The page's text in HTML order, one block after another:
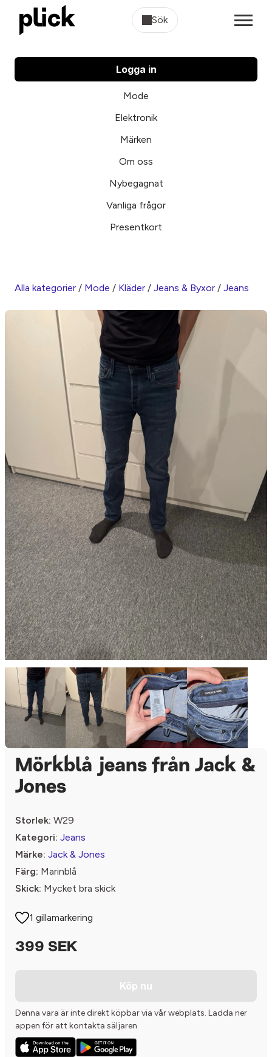
Sök
Logga in
Mode
Elektronik
Märken
Om oss
Nybegagnat
Vanliga frågor
Presentkort
Alla kategorier / Mode / Kläder / Jeans & Byxor / Jeans
Mörkblå jeans från Jack &
Jones
Storlek: W29
Kategori: Jeans
Märke: Jack & Jones
Färg: Marinblå
Skick: Mycket bra skick
1 gillamarkering
399 SEK
Köp nu
Denna vara är inte direkt köpbar via vår webplats. Ladda ner
appen för att kontakta säljaren